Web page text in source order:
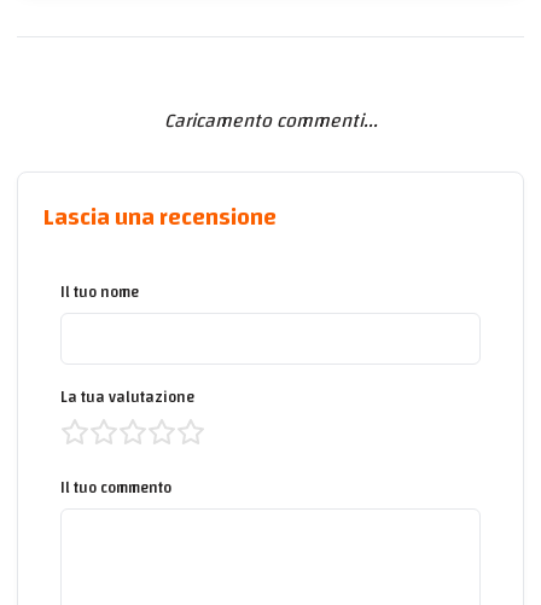
Caricamento commenti...
Lascia una recensione
Il tuo nome
La tua valutazione
Il tuo commento